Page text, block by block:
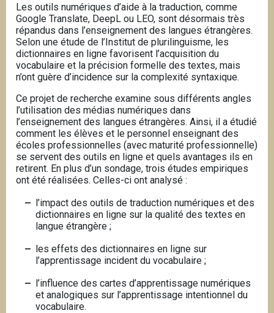
Les outils numériques d’aide à la traduction, comme
Google Translate, DeepL ou LEO, sont désormais très
répandus dans l’enseignement des langues étrangères.
Selon une étude de l’Institut de plurilinguisme, les
dictionnaires en ligne favorisent l’acquisition du
vocabulaire et la précision formelle des textes, mais
n’ont guère d’incidence sur la complexité syntaxique.
Ce projet de recherche examine sous différents angles
l’utilisation des médias numériques dans
l’enseignement des langues étrangères. Ainsi, il a étudié
comment les élèves et le personnel enseignant des
écoles professionnelles (avec maturité professionnelle)
se servent des outils en ligne et quels avantages ils en
retirent. En plus d’un sondage, trois études empiriques
ont été réalisées. Celles-ci ont analysé :
l’impact des outils de traduction numériques et des
dictionnaires en ligne sur la qualité des textes en
langue étrangère ;
les effets des dictionnaires en ligne sur
l’apprentissage incident du vocabulaire ;
l’influence des cartes d’apprentissage numériques
et analogiques sur l’apprentissage intentionnel du
vocabulaire.